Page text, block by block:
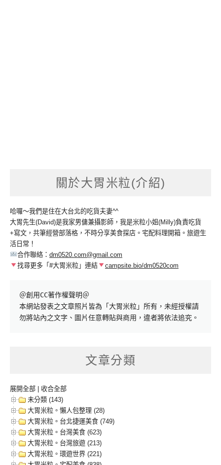
關於大胃米粒(介紹)
哈囉～我們是住在大台北的吃貨夫妻^^
大胃先生(David)是我家男傭兼攝影師，我是米粒小姐(Milly)負責吃貨
+寫文，共筆經營部落格，不時分享美食探店。宅配料理開箱。旅遊生
活日常！
合作聯絡： dm0520.com@gmail.com
找尋更多「#大胃米粒」連結
campsite.bio/dm0520com
＠創用CC著作權聲明＠
本網站發表之文章照片皆為「大胃米粒」所有，未經授權請
勿將站內之文字、圖片任意轉貼與商用，違者將依法追究。
文章分類
展開全部
收合全部
未分類 (143)
大胃米粒。懶人包整理 (28)
大胃米粒。台北捷運美食 (749)
大胃米粒。台灣美食 (623)
大胃米粒。台灣旅遊 (213)
大胃米粒。環遊世界 (221)